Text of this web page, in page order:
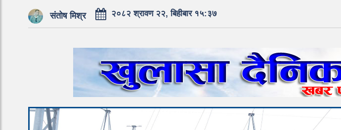
संतोष मिश्र २०८२ श्रावण २२, बिहीबार १५:३७